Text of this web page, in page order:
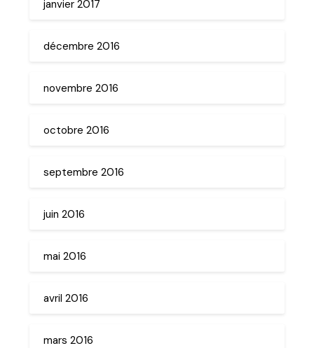
janvier 2017
décembre 2016
novembre 2016
octobre 2016
septembre 2016
juin 2016
mai 2016
avril 2016
mars 2016